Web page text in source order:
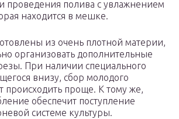
проведения полива с увлажнением
находится в мешке.
из очень плотной материи,
организовать дополнительные
При наличии специального
внизу, сбор молодого
происходить проще. К тому же,
обеспечит поступление
системе культуры.